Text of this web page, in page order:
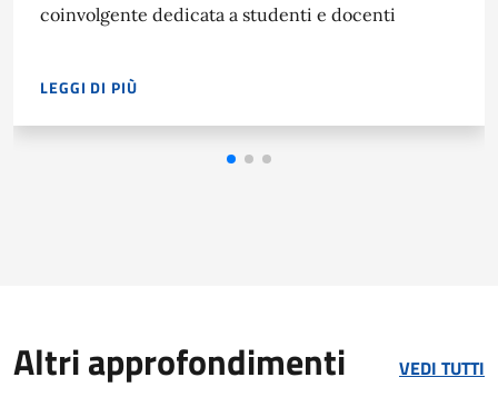
coinvolgente dedicata a studenti e docenti
LEGGI DI PIÙ
IL PORTALE EXCELSIORIENTA E L'ORIENTAGAME
Altri approfondimenti VEDI TUTTI